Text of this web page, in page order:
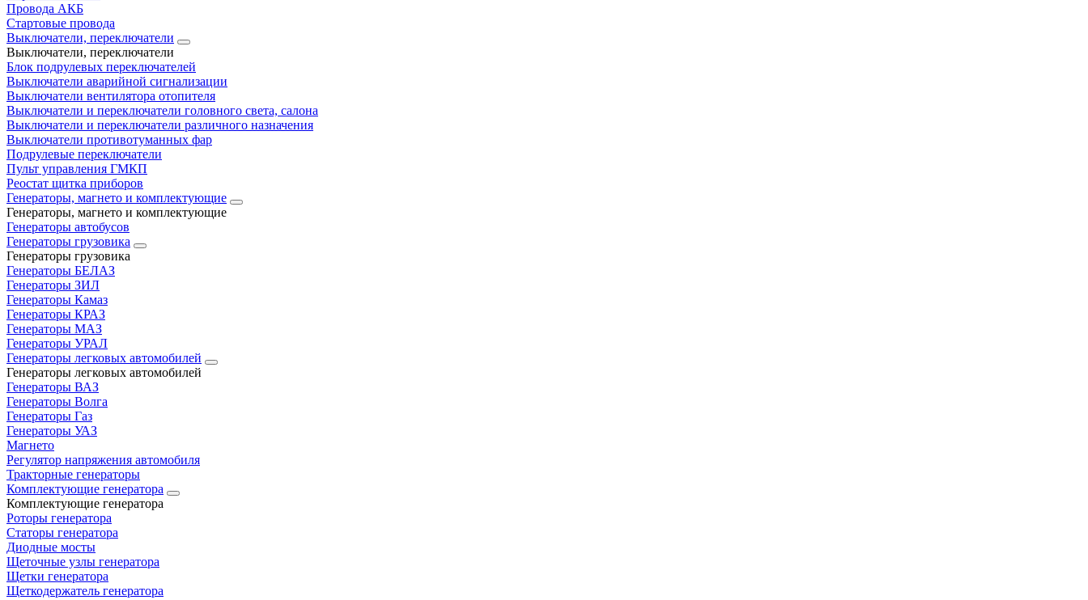
Провода АКБ
Стартовые провода
Выключатели, переключатели
Выключатели, переключатели
Блок подрулевых переключателей
Выключатели аварийной сигнализации
Выключатели вентилятора отопителя
Выключатели и переключатели головного света, салона
Выключатели и переключатели различного назначения
Выключатели противотуманных фар
Подрулевые переключатели
Пульт управления ГМКП
Реостат щитка приборов
Генераторы, магнето и комплектующие
Генераторы, магнето и комплектующие
Генераторы автобусов
Генераторы грузовика
Генераторы грузовика
Генераторы БЕЛАЗ
Генераторы ЗИЛ
Генераторы Камаз
Генераторы КРАЗ
Генераторы МАЗ
Генераторы УРАЛ
Генераторы легковых автомобилей
Генераторы легковых автомобилей
Генераторы ВАЗ
Генераторы Волга
Генераторы Газ
Генераторы УАЗ
Магнето
Регулятор напряжения автомобиля
Тракторные генераторы
Комплектующие генератора
Комплектующие генератора
Роторы генератора
Статоры генератора
Диодные мосты
Щеточные узлы генератора
Щетки генератора
Щеткодержатель генератора